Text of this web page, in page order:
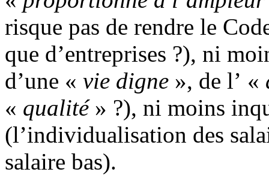
risque pas de rendre le
que d’entreprises ?), ni
d’une « vie digne », de l’ «
« qualité» ?), ni moins
(l’individualisation des
salaire bas).